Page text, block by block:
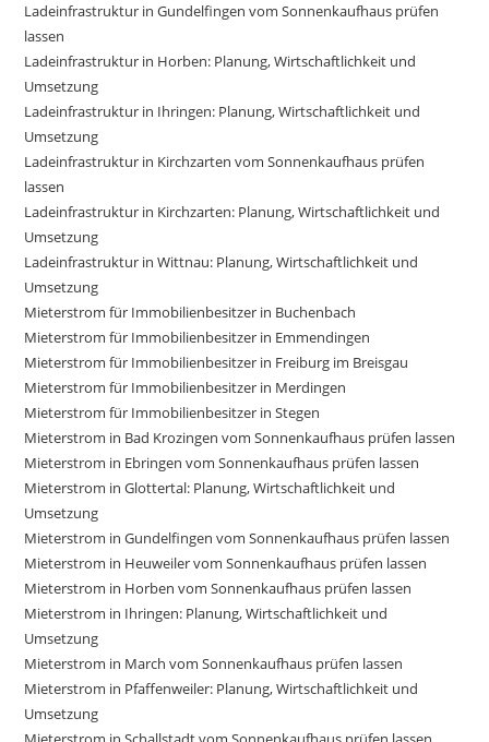
Ladeinfrastruktur in Gundelfingen vom Sonnenkaufhaus prüfen
lassen
Ladeinfrastruktur in Horben: Planung, Wirtschaftlichkeit und
Umsetzung
Ladeinfrastruktur in Ihringen: Planung, Wirtschaftlichkeit und
Umsetzung
Ladeinfrastruktur in Kirchzarten vom Sonnenkaufhaus prüfen
lassen
Ladeinfrastruktur in Kirchzarten: Planung, Wirtschaftlichkeit und
Umsetzung
Ladeinfrastruktur in Wittnau: Planung, Wirtschaftlichkeit und
Umsetzung
Mieterstrom für Immobilienbesitzer in Buchenbach
Mieterstrom für Immobilienbesitzer in Emmendingen
Mieterstrom für Immobilienbesitzer in Freiburg im Breisgau
Mieterstrom für Immobilienbesitzer in Merdingen
Mieterstrom für Immobilienbesitzer in Stegen
Mieterstrom in Bad Krozingen vom Sonnenkaufhaus prüfen lassen
Mieterstrom in Ebringen vom Sonnenkaufhaus prüfen lassen
Mieterstrom in Glottertal: Planung, Wirtschaftlichkeit und
Umsetzung
Mieterstrom in Gundelfingen vom Sonnenkaufhaus prüfen lassen
Mieterstrom in Heuweiler vom Sonnenkaufhaus prüfen lassen
Mieterstrom in Horben vom Sonnenkaufhaus prüfen lassen
Mieterstrom in Ihringen: Planung, Wirtschaftlichkeit und
Umsetzung
Mieterstrom in March vom Sonnenkaufhaus prüfen lassen
Mieterstrom in Pfaffenweiler: Planung, Wirtschaftlichkeit und
Umsetzung